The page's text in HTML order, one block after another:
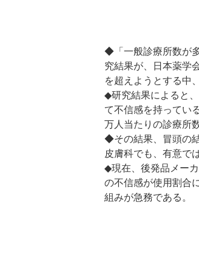
◆「一般診療所数が
究結果が、日本薬学
を超えようとする中
◆研究結果によると
て不信感を持ってい
万人当たりの診療所
◆その結果、冒頭の
皮膚科でも、有意で
◆現在、後発品メー
の不信感が使用割合
組みが急務である。